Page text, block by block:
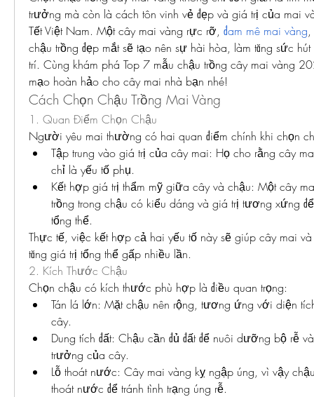
trưởng mà còn là cách tôn vinh vẻ đẹp và giá trị của mai
Tết Việt Nam. Một cây mai vàng rực rỡ, đam mê mai vàng
chậu trồng đẹp mắt sẽ tạo nên sự hài hòa, làm tăng sức
trí. Cùng khám phá Top 7 mẫu chậu trồng cây mai vàng
mạo hoàn hảo cho cây mai nhà bạn nhé!
Cách Chọn Chậu Trồng Mai Vàng
1. Quan Điểm Chọn Chậu
Người yêu mai thường có hai quan điểm chính khi chọn
Tập trung vào giá trị của cây mai: Họ cho rằng cây
chỉ là yếu tố phụ.
Kết hợp giá trị thẩm mỹ giữa cây và chậu: Một cây
trồng trong chậu có kiểu dáng và giá trị tương xứng
tổng thể.
Thực tế, việc kết hợp cả hai yếu tố này sẽ giúp cây mai
tăng giá trị tổng thể gấp nhiều lần.
2. Kích Thước Chậu
Chọn chậu có kích thước phù hợp là điều quan trọng:
Tán lá lớn: Mặt chậu nên rộng, tương ứng với diện
cây.
Dung tích đất: Chậu cần đủ đất để nuôi dưỡng bộ rễ
trưởng của cây.
Lỗ thoát nước: Cây mai vàng kỵ ngập úng, vì vậy
thoát nước để tránh tình trạng úng rễ.